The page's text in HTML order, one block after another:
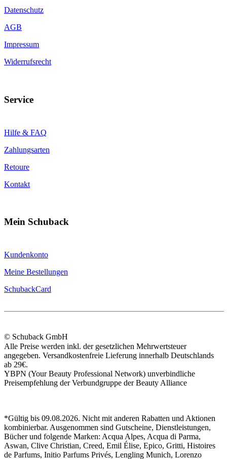
Datenschutz
AGB
Impressum
Widerrufsrecht
Service
Hilfe & FAQ
Zahlungsarten
Retoure
Kontakt
Mein Schuback
Kundenkonto
Meine Bestellungen
SchubackCard
© Schuback GmbH
Alle Preise werden inkl. der gesetzlichen Mehrwertsteuer
angegeben. Versandkostenfreie Lieferung innerhalb Deutschlands
ab 29€.
YBPN (Your Beauty Professional Network) unverbindliche
Preisempfehlung der Verbundgruppe der Beauty Alliance
*Gültig bis 09.08.2026. Nicht mit anderen Rabatten und Aktionen
kombinierbar. Ausgenommen sind Gutscheine, Dienstleistungen,
Bücher und folgende Marken: Acqua Alpes, Acqua di Parma,
Aswan, Clive Christian, Creed, Emil Élise, Epico, Gritti, Histoires
de Parfums, Initio Parfums Privés, Lengling Munich, Lorenzo